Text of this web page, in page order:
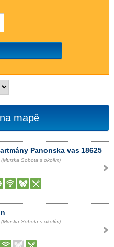
mapě
Panonska vas 18625
Sobota s okolím)
Sobota s okolím)